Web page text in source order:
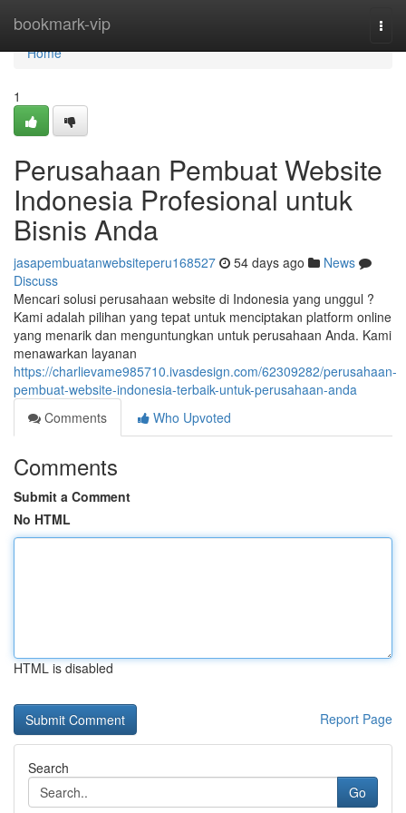
bookmark-vip
Home
Home
1
Perusahaan Pembuat Website
Indonesia Profesional untuk
Bisnis Anda
jasapembuatanwebsiteperu168527 54 days ago
News
Discuss
Mencari solusi perusahaan website di Indonesia yang unggul ?
Kami adalah pilihan yang tepat untuk menciptakan platform online
yang menarik dan menguntungkan untuk perusahaan Anda. Kami
menawarkan layanan
https://charlievame985710.ivasdesign.com/62309282/perusahaan-
pembuat-website-indonesia-terbaik-untuk-perusahaan-anda
Comments
Who Upvoted
Comments
Submit a Comment
No HTML
HTML is disabled
Report Page
Search
Go